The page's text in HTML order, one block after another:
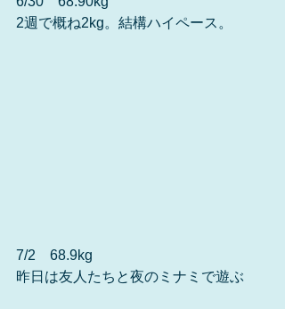
2週で概ね2kg。結構ハイペース。
7/2　68.9kg
昨日は友人たちと夜のミナミで遊ぶ